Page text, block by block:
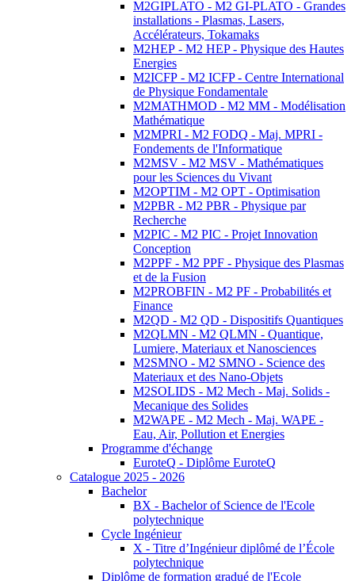
M2GIPLATO - M2 GI-PLATO - Grandes
installations - Plasmas, Lasers,
Accélérateurs, Tokamaks
M2HEP - M2 HEP - Physique des Hautes
Energies
M2ICFP - M2 ICFP - Centre International
de Physique Fondamentale
M2MATHMOD - M2 MM - Modélisation
Mathématique
M2MPRI - M2 FODQ - Maj. MPRI -
Fondements de l'Informatique
M2MSV - M2 MSV - Mathématiques
pour les Sciences du Vivant
M2OPTIM - M2 OPT - Optimisation
M2PBR - M2 PBR - Physique par
Recherche
M2PIC - M2 PIC - Projet Innovation
Conception
M2PPF - M2 PPF - Physique des Plasmas
et de la Fusion
M2PROBFIN - M2 PF - Probabilités et
Finance
M2QD - M2 QD - Dispositifs Quantiques
M2QLMN - M2 QLMN - Quantique,
Lumiere, Materiaux et Nanosciences
M2SMNO - M2 SMNO - Science des
Materiaux et des Nano-Objets
M2SOLIDS - M2 Mech - Maj. Solids -
Mecanique des Solides
M2WAPE - M2 Mech - Maj. WAPE -
Eau, Air, Pollution et Energies
Programme d'échange
EuroteQ - Diplôme EuroteQ
Catalogue 2025 - 2026
Bachelor
BX - Bachelor of Science de l'Ecole
polytechnique
Cycle Ingénieur
X - Titre d’Ingénieur diplômé de l’École
polytechnique
Diplôme de formation gradué de l'Ecole